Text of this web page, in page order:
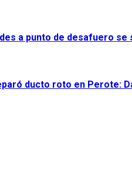
a punto de desafuero
ducto roto en Perote: